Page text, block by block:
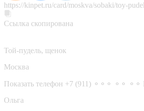
https://kinpet.ru/card/moskva/sobaki/toy-
Ссылка скопирована
Той-пудель, щенок
Москва
Показать телефон +7 (911) ⚬⚬⚬ ⚬⚬ ⚬⚬
Ольга